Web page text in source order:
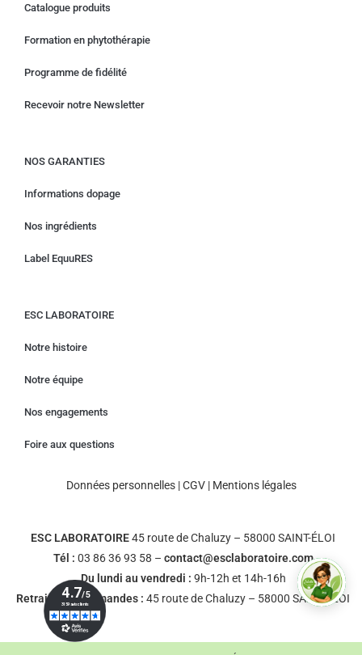
Catalogue produits
Formation en phytothérapie
Programme de fidélité
Recevoir notre Newsletter
NOS GARANTIES
Informations dopage
Nos ingrédients
Label EquuRES
ESC LABORATOIRE
Notre histoire
Notre équipe
Nos engagements
Foire aux questions
Données personnelles|CGV| Mentions légales
ESC LABORATOIRE45 route de Chaluzy – 58000 SAINT-ÉLOI
Tél : 03 86 36 93 58 – contact@esclaboratoire.com
Du lundi au vendredi : 9h-12h et 14h-16h
Retrait des commandes :45 route de Chaluzy – 58000 SAINT-ÉLOI